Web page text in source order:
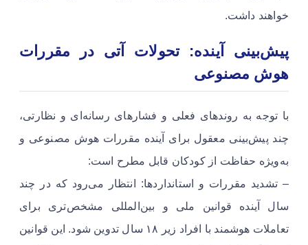
خواهند داشت.
پیش‌بینی آینده: تحولات آتی در مقررات
هوش مصنوعی
با توجه به روندهای فعلی و فشارهای رسانه‌ای و نظارتی،
چند پیش‌بینی معقول برای آینده مقررات هوش مصنوعی و
به‌ویژه حفاظت از کودکان قابل مطرح است:
– تشدید مقررات و استانداردها: انتظار می‌رود که در چند
سال آینده قوانین ملی و بین‌المللی مشخص‌تری برای
تعاملات هوشمند با افراد زیر ۱۸ سال تدوین شود. این قوانین